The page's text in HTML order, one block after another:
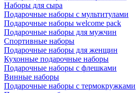
Наборы для сыра
Подарочные наборы с мультитулами
Подарочные наборы welcome pack
Подарочные наборы для мужчин
Спортивные наборы
Подарочные наборы для женщин
Кухонные подарочные наборы
Подарочные наборы с флешками
Винные наборы
Подарочные наборы с термокружками